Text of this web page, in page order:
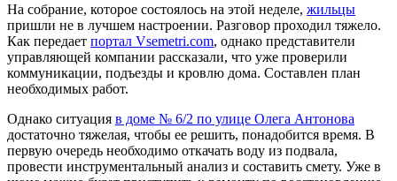
На собрание, которое состоялось на этой неделе, жильцы
пришли не в лучшем настроении. Разговор проходил тяжело.
Как передает портал Vsemetri.com, однако представители
управляющей компании рассказали, что уже проверили
коммуникации, подъезды и кровлю дома. Составлен план
необходимых работ.
Однако ситуация в доме № 6/2 по улице Олега Антонова
достаточно тяжелая, чтобы ее решить, понадобится время. В
первую очередь необходимо откачать воду из подвала,
провести инструментальный анализ и составить смету. Уже в